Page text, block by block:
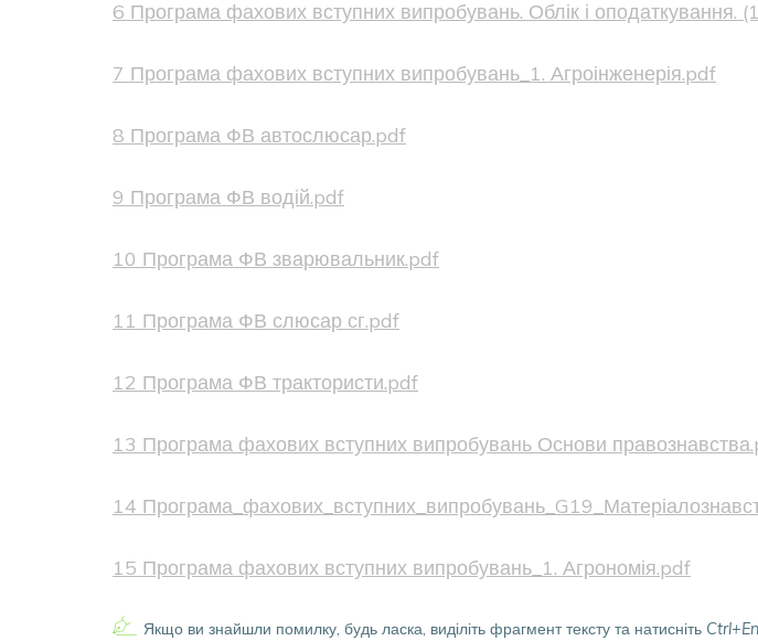
6 Програма фахових вступних випробувань. Облік і оподаткування.
7 Програма фахових вступних випробувань_1. Агроінженерія.pdf
8 Програма ФВ автослюсар.pdf
9 Програма ФВ водій.pdf
10 Програма ФВ зварювальник.pdf
11 Програма ФВ слюсар сг.pdf
12 Програма ФВ трактористи.pdf
13 Програма фахових вступних випробувань Основи
14
15 Програма фахових вступних випробувань_1. Агрономія.pdf
Якщо ви знайшли помилку, будь ласка, виділіть фрагмент тексту та натисніть